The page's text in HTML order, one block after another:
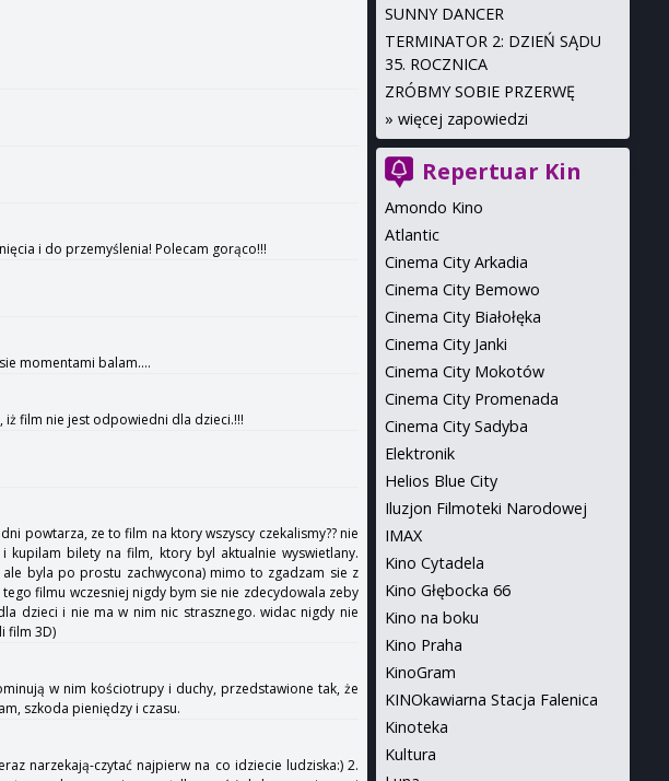
i do przemyślenia! Polecam gorąco!!!
momentami balam....
film nie jest odpowiedni dla dzieci.!!!
powtarza, ze to film na ktory wszyscy czekalismy?? nie
bilety na film, ktory byl aktualnie wyswietlany.
byla po prostu zachwycona) mimo to zgadzam sie z
filmu wczesniej nigdy bym sie nie zdecydowala zeby
dzieci i nie ma w nim nic strasznego. widac nigdy nie
film 3D)
w nim kościotrupy i duchy, przedstawione tak, że
szkoda pieniędzy i czasu.
narzekają-czytać najpierw na co idziecie ludziska:) 2.
SUNNY DANCER
TERMINATOR 2: DZIEŃ SĄDU
35. ROCZNICA
ZRÓBMY SOBIE PRZERWĘ
» więcej zapowiedzi
Repertuar Kin
Amondo Kino
Atlantic
Cinema City Arkadia
Cinema City Bemowo
Cinema City Białołęka
Cinema City Janki
Cinema City Mokotów
Cinema City Promenada
Cinema City Sadyba
Elektronik
Helios Blue City
Iluzjon Filmoteki Narodowej
IMAX
Kino Cytadela
Kino Głębocka 66
Kino na boku
Kino Praha
KinoGram
KINOkawiarna Stacja Falenica
Kinoteka
Kultura